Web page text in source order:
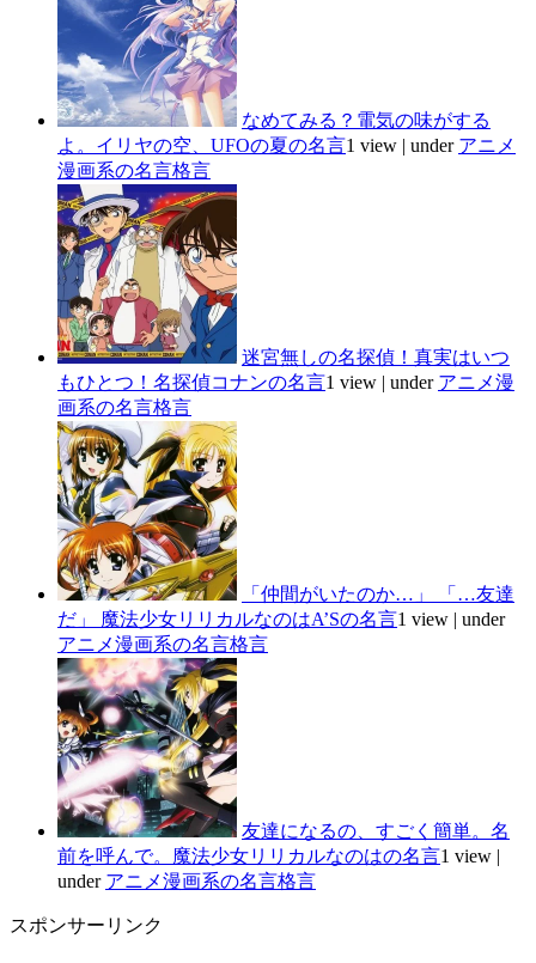
なめてみる？電気の味がする
よ。イリヤの空、UFOの夏の名言1 view | under アニメ
漫画系の名言格言
迷宮無しの名探偵！真実はいつ
もひとつ！名探偵コナンの名言1 view | under アニメ漫
画系の名言格言
「仲間がいたのか…」 「…友達
だ」 魔法少女リリカルなのはA’Sの名言1 view | under
アニメ漫画系の名言格言
友達になるの、すごく簡単。名
前を呼んで。魔法少女リリカルなのはの名言1 view |
under アニメ漫画系の名言格言
スポンサーリンク